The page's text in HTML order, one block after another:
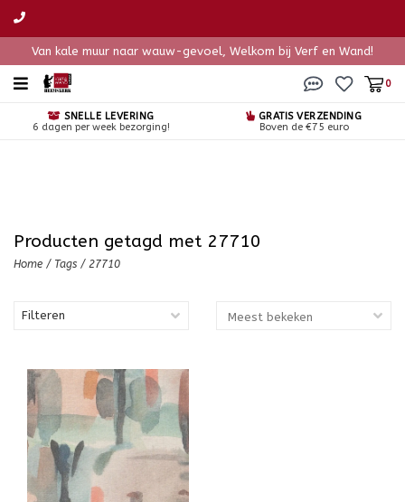
Van kale muur naar wauw-gevoel, Welkom bij Verf en Wand!
0
SNELLE LEVERING
6 dagen per week bezorging!
GRATIS VERZENDING
Boven de €75 euro
Producten getagd met 27710
Home / Tags / 27710
Filteren